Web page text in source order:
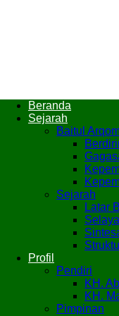
Beranda
Sejarah
Baitul
Sejarah
Latar
Profil
Pendiri
KH.
KH.
Pimpinan